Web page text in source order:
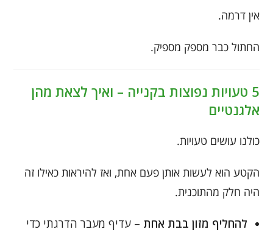
אין דרמה.
החתול כבר מספק מספיק.
5 טעויות נפוצות בקנייה – ואיך לצאת מהן
אלגנטיים
כולנו עושים טעויות.
הקטע הוא לעשות אותן פעם אחת, ואז להיראות כאילו זה
היה חלק מהתוכנית.
להחליף מזון בבת אחת – עדיף מעבר הדרגתי כדי